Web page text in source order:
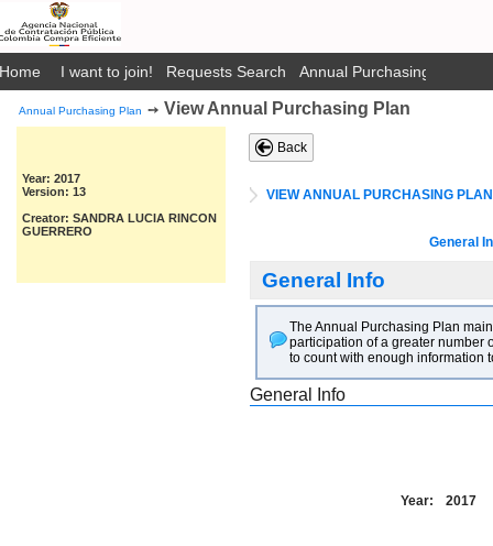
Home I want to join! Requests Search Annual Purchasing Plan
Annual Purchasing Plan ➙ View Annual Purchasing Plan
Year: 2017
Version: 13
Creator: SANDRA LUCIA RINCON
GUERRERO
Back
VIEW ANNUAL PURCHASING PLAN
General
General Info
The Annual Purchasing Plan
participation of a greater number
to count with enough information
General Info
Year: 2017